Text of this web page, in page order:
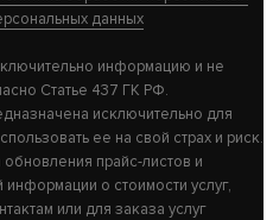
данных
информацию и не
Статье 437 ГК РФ.
исключительно для
ее на свой страх и риск.
прайс-листов и
о стоимости услуг,
или для заказа услуг